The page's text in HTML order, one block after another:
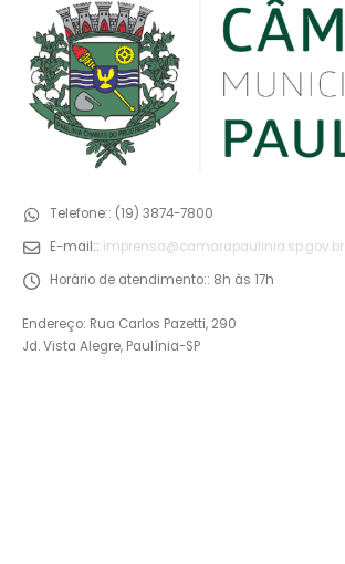
Telefone:: (19) 3874-7800
E-mail:: imprensa@camarapaulinia.sp.gov.br
Horário de atendimento:: 8h às 17h
Endereço: Rua Carlos Pazetti, 290
Jd. Vista Alegre, Paulínia-SP